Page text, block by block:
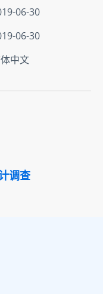
06-30
06-30
中文
调查